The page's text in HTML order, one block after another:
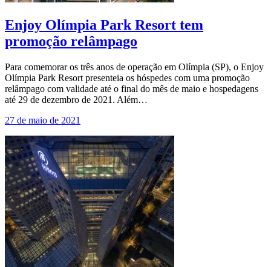
Enjoy Olímpia Park Resort tem
promoção relâmpago
Para comemorar os três anos de operação em Olímpia (SP), o Enjoy
Olímpia Park Resort presenteia os hóspedes com uma promoção
relâmpago com validade até o final do mês de maio e hospedagens
até 29 de dezembro de 2021. Além…
27 de maio de 2021